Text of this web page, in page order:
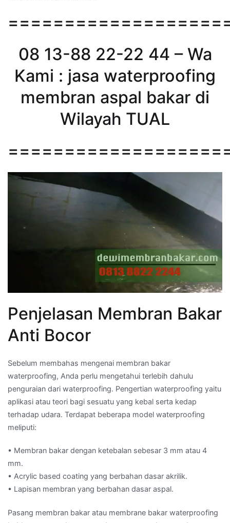
08 13-88 22-22 44 – Wa
Kami : jasa waterproofing
membran aspal bakar di
Wilayah TUAL
Penjelasan Membran Bakar
Anti Bocor
Sebelum membahas mengenai membran bakar
waterproofing, Anda perlu mengetahui terlebih dahulu
penguraian dari waterproofing. Pengertian waterproofing yaitu
aplikasi atau teori bagi sesuatu yang kebal serta kedap
terhadap udara. Terdapat beberapa model waterproofing
meliputi:
• Membran bakar dengan ketebalan sebesar 3 mm atau 4
mm.
• Acrylic based coating yang berbahan dasar akrilik.
• Lapisan membran yang berbahan dasar aspal.
Pasang membran bakar atau membrane bakar waterproofing